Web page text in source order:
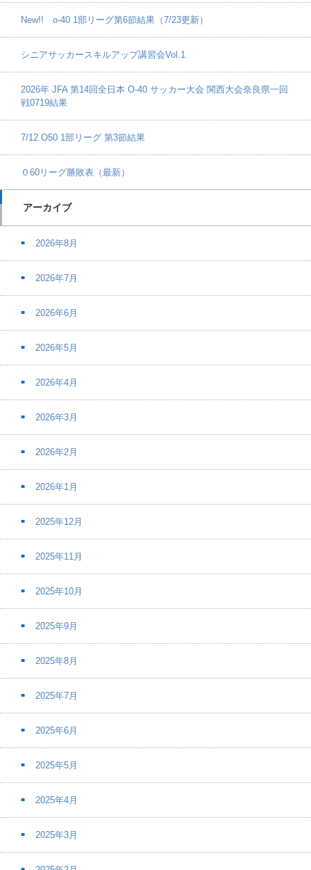
New!! o-40 1部リーグ第6節結果（7/23更新）
シニアサッカースキルアップ講習会Vol.1
2026年 JFA 第14回全日本 O-40 サッカー大会 関西大会奈良県一回
戦0719結果
7/12 O50 1部リーグ 第3節結果
０60リーグ勝敗表（最新）
アーカイブ
2026年8月
2026年7月
2026年6月
2026年5月
2026年4月
2026年3月
2026年2月
2026年1月
2025年12月
2025年11月
2025年10月
2025年9月
2025年8月
2025年7月
2025年6月
2025年5月
2025年4月
2025年3月